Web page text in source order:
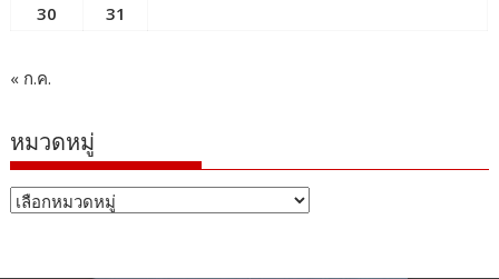
30
31
« ก.ค.
หมวดหมู่
หมวด